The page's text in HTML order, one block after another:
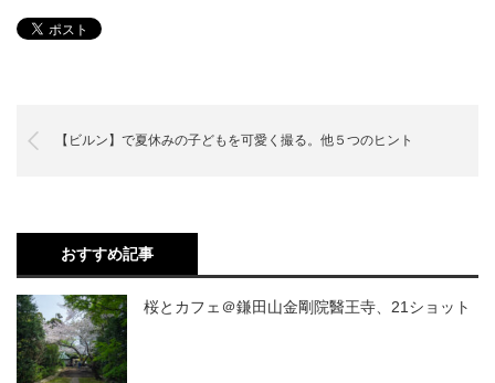
【ビルン】で夏休みの子どもを可愛く撮る。他５つのヒント
おすすめ記事
桜とカフェ＠鎌田山金剛院醫王寺、21ショット